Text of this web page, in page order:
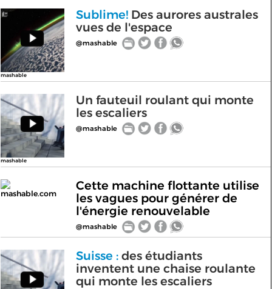
mashable
Sublime!Des aurores australes
vues de l'espace
@mashable
mashable
Un fauteuil roulant qui monte
les escaliers
@mashable
mashable.com
Cette machine flottante utilise
les vagues pour générer de
l'énergie renouvelable
@mashable
Suisse :des étudiants
inventent une chaise roulante
qui monte les escaliers